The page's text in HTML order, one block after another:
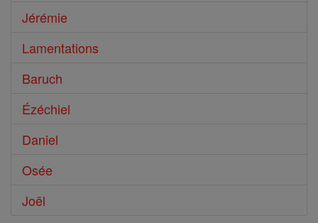
Jérémie
Lamentations
Baruch
Ézéchiel
Daniel
Osée
Joël